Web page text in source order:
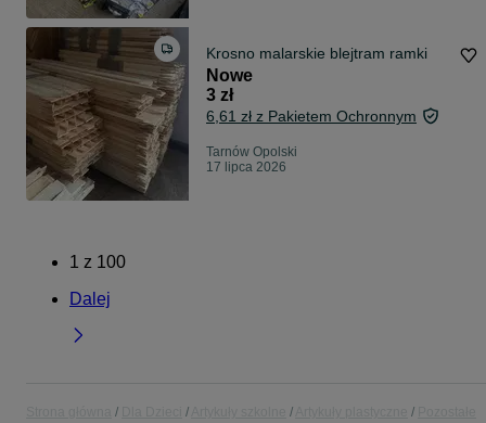
Krosno malarskie blejtram ramki
Nowe
3 zł
6,61 zł z Pakietem Ochronnym
Tarnów Opolski
17 lipca 2026
1 z 100
Dalej